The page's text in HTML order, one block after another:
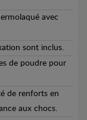
avec
sont inclus.
de poudre pour
de renforts en
aux chocs.